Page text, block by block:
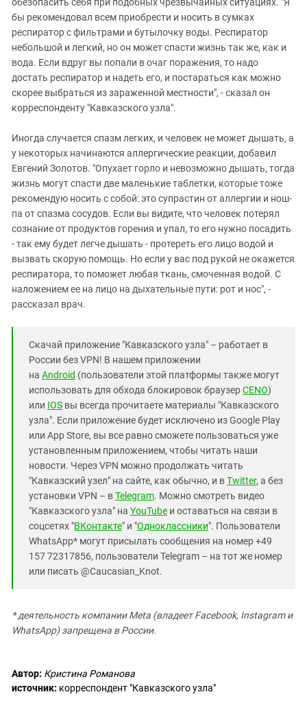
бы рекомендовал всем приобрести и носить в сумках
респиратор с фильтрами и бутылочку воды. Респиратор
небольшой и легкий, но он может спасти жизнь так же, как и
вода. Если вдруг вы попали в очаг поражения, то надо
достать респиратор и надеть его, и постараться как можно
скорее выбраться из зараженной местности", - сказал он
корреспонденту "Кавказского узла".
Иногда случается спазм легких, и человек не может дышать, а
у некоторых начинаются аллергические реакции, добавил
Евгений Золотов. "Опухает горло и невозможно дышать, тогда
жизнь могут спасти две маленькие таблетки, которые тоже
рекомендую носить с собой: это супрастин от аллергии и нош-
па от спазма сосудов. Если вы видите, что человек потерял
сознание от продуктов горения и упал, то его нужно посадить
- так ему будет легче дышать - протереть его лицо водой и
вызвать скорую помощь. Но если у вас под рукой не окажется
респиратора, то поможет любая ткань, смоченная водой. С
наложением ее на лицо на дыхательные пути: рот и нос", -
рассказал врач.
Скачай приложение "Кавказского узла" – работает в
России без VPN! В нашем приложении
на Android (пользователи этой платформы также могут
использовать для обхода блокировок браузерCENO)
или IOS вы всегда прочитаете материалы "Кавказского
узла". Если приложение будет исключено из Google Play
или App Store, вы все равно сможете пользоваться уже
установленным приложением, чтобы читать наши
новости. Через VPN можно продолжать читать
"Кавказский узел" на сайте, как обычно, и вTwitter, а без
установки VPN – вTelegram. Можно смотреть видео
"Кавказского узла" на YouTube и оставаться на связи в
соцсетях "ВКонтакте" и "Одноклассники". Пользователи
WhatsApp* могут присылать сообщения на номер +49
157 72317856, пользователи Telegram – на тот же номер
или писать @Caucasian_Knot.
* деятельность компании Meta (владеет Facebook, Instagram и
WhatsApp) запрещена в России.
Автор: Кристина Романова
источник: корреспондент "Кавказского узла"